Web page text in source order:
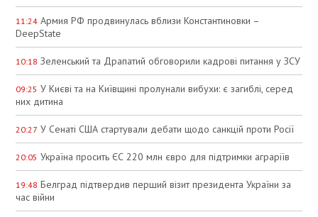
11:24 Армия РФ продвинулась вблизи Константиновки –
DeepState
10:18 Зеленський та Драпатий обговорили кадрові питання у ЗСУ
09:25 У Києві та на Київщині пролунали вибухи: є загиблі, серед
них дитина
20:27 У Сенаті США стартували дебати щодо санкцій проти Росії
20:05 Україна просить ЄС 220 млн євро для підтримки аграріїв
19:48 Белград підтвердив перший візит президента України за
час війни